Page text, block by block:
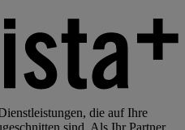
die auf Ihre
sind. Als Ihr Partner